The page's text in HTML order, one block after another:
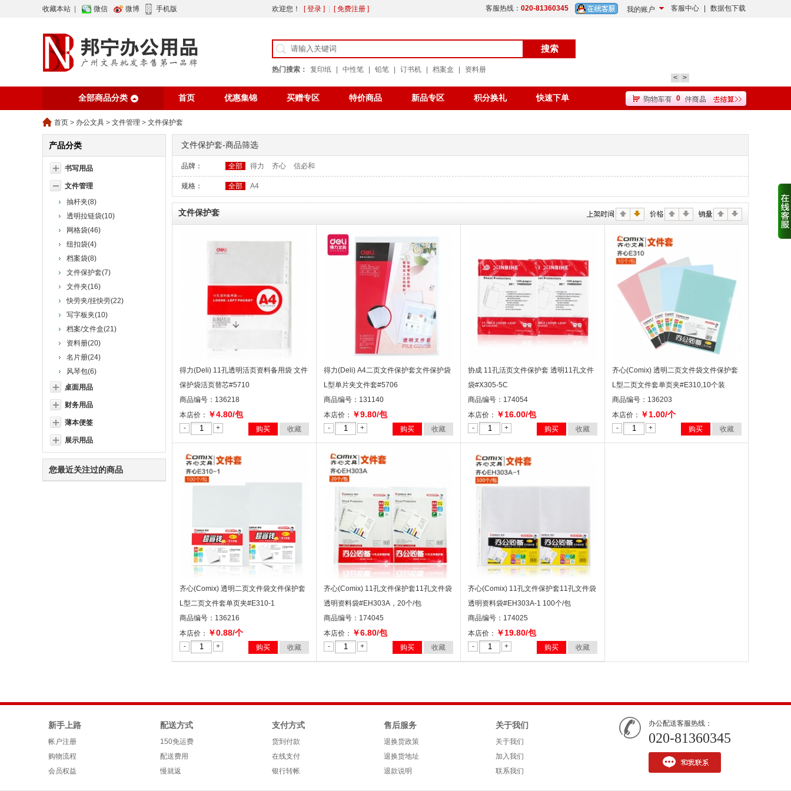
收藏本站 微信 微博 手机版 欢迎您！ [ 登录 ] [ 免费注册 ] 客服热线： 020-81360345 我的账户 客服中心 数据包下载
热门搜索： 复印纸 中性笔 铅笔 订书机 档案盒
资料册
<
>
全部商品分类 首页 优惠集锦 买赠专区 特价商品 新品专区 积分换礼 快速下单
行业资讯
0
首页 > 办公文具 > 文件管理 > 文件保护套
产品分类
书写用品
文件管理
抽杆夹(8)
透明拉链袋(10)
网格袋(46)
纽扣袋(4)
档案袋(8)
文件保护套(7)
文件夹(16)
快劳夹/挂快劳(22)
写字板夹(10)
档案/文件盒(21)
资料册(20)
名片册(24)
风琴包(6)
桌面用品
财务用品
薄本便签
展示用品
您最近关注过的商品
文件保护套-商品筛选
品牌： 全部 得力 齐心 信必和
规格： 全部 A4
文件保护套
得力(Deli) 11孔透明活页资料备用袋 文件
保护袋活页替芯#5710
商品编号：136218
本店价： ￥4.80/包
- + 购买 收藏
得力(Deli) A4二页文件保护套文件保护袋
L型单片夹文件套#5706
商品编号：131140
本店价： ￥9.80/包
- + 购买 收藏
协成 11孔活页文件保护套 透明11孔文件
袋#X305-5C
商品编号：174054
本店价： ￥16.00/包
- + 购买 收藏
齐心(Comix) 透明二页文件袋文件保护套
L型二页文件套单页夹#E310,10个装
商品编号：136203
本店价： ￥1.00/个
- + 购买 收藏
齐心(Comix) 透明二页文件袋文件保护套
L型二页文件套单页夹#E310-1
商品编号：136216
本店价： ￥0.88/个
- + 购买 收藏
齐心(Comix) 11孔文件保护套11孔文件袋
透明资料袋#EH303A，20个/包
商品编号：174045
本店价： ￥6.80/包
- + 购买 收藏
齐心(Comix) 11孔文件保护套11孔文件袋
透明资料袋#EH303A-1 100个/包
商品编号：174025
本店价： ￥19.80/包
- + 购买 收藏
新手上路
帐户注册
购物流程
会员权益
配送方式
150免运费
配送费用
慢就返
支付方式
货到付款
在线支付
银行转帐
售后服务
退换货政策
退换货地址
退款说明
关于我们
关于我们
加入我们
联系我们
办公配送客服热线：
020-81360345